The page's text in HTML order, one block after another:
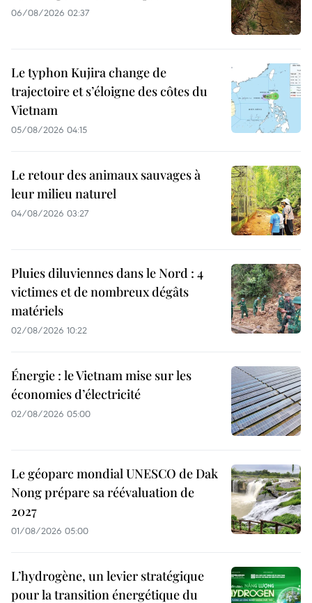
06/08/2026 02:37
Le typhon Kujira change de
trajectoire et s’éloigne des côtes du
Vietnam
05/08/2026 04:15
Le retour des animaux sauvages à
leur milieu naturel
04/08/2026 03:27
Pluies diluviennes dans le Nord : 4
victimes et de nombreux dégâts
matériels
02/08/2026 10:22
Énergie : le Vietnam mise sur les
économies d’électricité
02/08/2026 05:00
Le géoparc mondial UNESCO de Dak
Nong prépare sa réévaluation de
2027
01/08/2026 05:00
L’hydrogène, un levier stratégique
pour la transition énergétique du